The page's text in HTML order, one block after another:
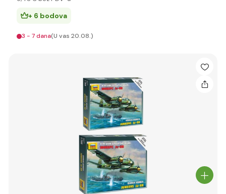
+ 6 bodova
3 - 7 dana(U vas 20.08.)